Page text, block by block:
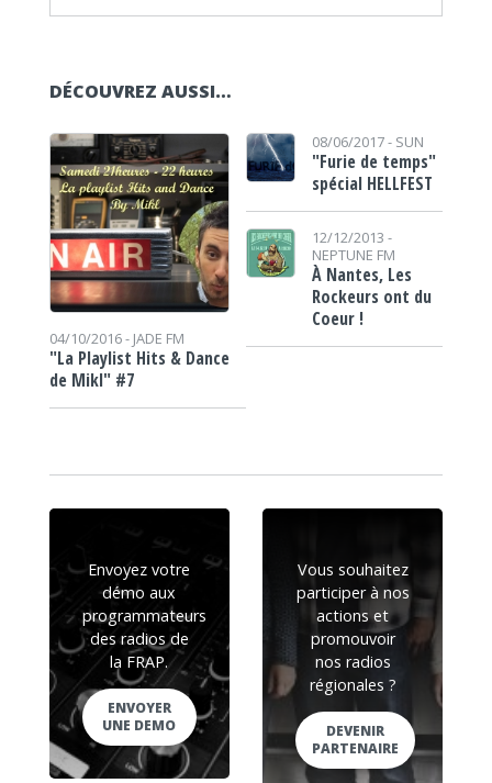
DÉCOUVREZ AUSSI…
04/10/2016 - JADE FM
"La Playlist Hits & Dance
de Mikl" #7
08/06/2017 - SUN
"Furie de temps"
spécial HELLFEST
12/12/2013 -
NEPTUNE FM
À Nantes, Les
Rockeurs ont du
Coeur !
Envoyez votre
démo aux
programmateurs
des radios de
la FRAP.
ENVOYER
UNE DEMO
Vous souhaitez
participer à nos
actions et
promouvoir
nos radios
régionales ?
DEVENIR
PARTENAIRE